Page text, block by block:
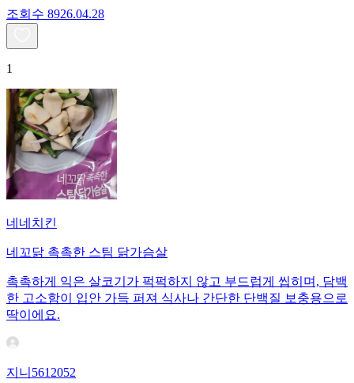
조회수 8926.04.28
1
네네치킨
네꼬닭 촉촉한 스팀 닭가슴살
촉촉하게 익은 살코기가 퍽퍽하지 않고 부드럽게 씹히며, 담백
한 고소함이 입안 가득 퍼져 식사나 간단한 단백질 보충용으로
딱이에요.
지니5612052